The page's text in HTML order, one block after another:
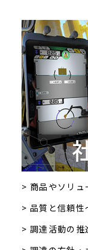
> 商品やソリ
> 品質と信頼
> 調達活動の